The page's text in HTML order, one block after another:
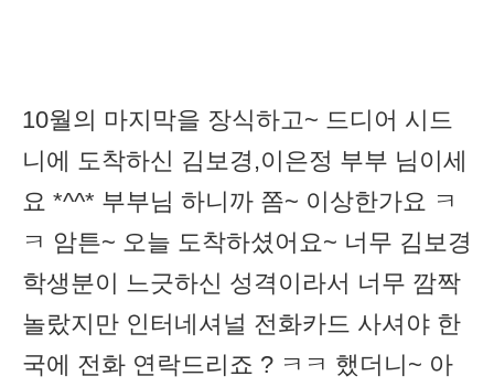
10월의 마지막을 장식하고~ 드디어 시드
니에 도착하신 김보경,이은정 부부 님이세
요 *^^* 부부님 하니까 쫌~ 이상한가요 ㅋ
ㅋ 암튼~ 오늘 도착하셨어요~ 너무 김보경
학생분이 느긋하신 성격이라서 너무 깜짝
놀랐지만 인터네셔널 전화카드 사셔야 한
국에 전화 연락드리죠 ? ㅋㅋ 했더니~ 아